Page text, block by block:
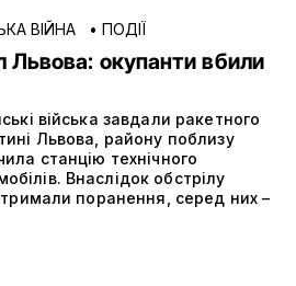
ВІЙНА • ПОДІЇ
Львова: окупанти вбили
війська завдали ракетного
Львова, району поблизу
станцію технічного
Внаслідок обстрілу
поранення, серед них –